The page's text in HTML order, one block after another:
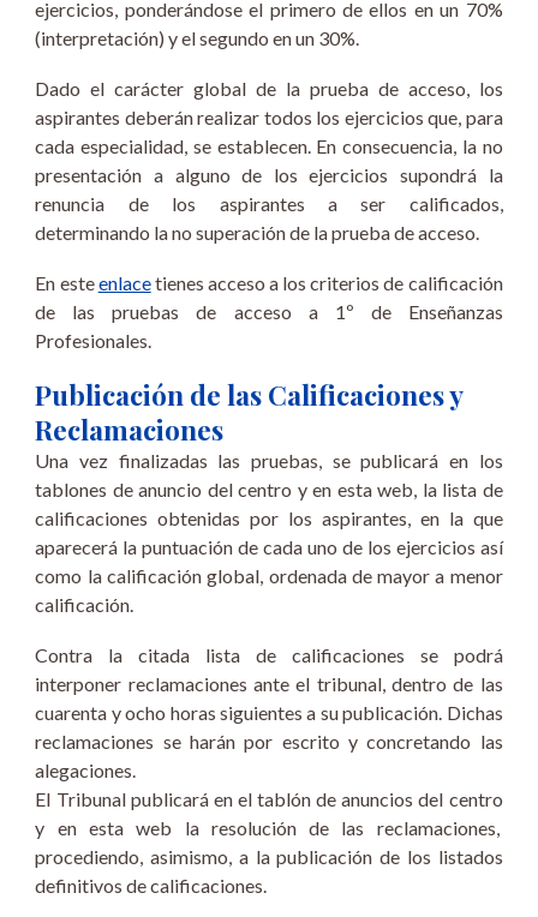
ejercicios, ponderándose el primero de ellos en un 70%
(interpretación) y el segundo en un 30%.
Dado el carácter global de la prueba de acceso, los
aspirantes deberán realizar todos los ejercicios que, para
cada especialidad, se establecen. En consecuencia, la no
presentación a alguno de los ejercicios supondrá la
renuncia de los aspirantes a ser calificados,
determinando la no superación de la prueba de acceso.
En esteenlacetienes acceso a los criterios de calificación
de las pruebas de acceso a 1º de Enseñanzas
Profesionales.
Publicación de las Calificaciones y
Reclamaciones
Una vez finalizadas las pruebas, se publicará en los
tablones de anuncio del centro y en esta web, la lista de
calificaciones obtenidas por los aspirantes, en la que
aparecerá la puntuación de cada uno de los ejercicios así
como la calificación global, ordenada de mayor a menor
calificación.
Contra la citada lista de calificaciones se podrá
interponer reclamaciones ante el tribunal, dentro de las
cuarenta y ocho horas siguientes a su publicación. Dichas
reclamaciones se harán por escrito y concretando las
alegaciones.
El Tribunal publicará en el tablón de anuncios del centro
y en esta web la resolución de las reclamaciones,
procediendo, asimismo, a la publicación de los listados
definitivos de calificaciones.